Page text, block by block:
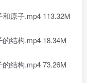
原子.mp4 113.32M
结构.mp4 18.34M
结构.mp4 73.26M